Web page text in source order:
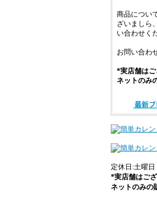
商品につい
ざいましら
い合わせく
お問い合わ
*実店舗は
ネットのみ
定休日:土曜
*実店舗はご
ネットのみの